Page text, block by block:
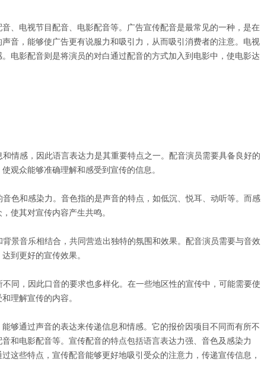
、电视节目配音、电影配音等。广告宣传配音是最常见的一种，是在
音，能够使广告更有说服力和吸引力，从而吸引消费者的注意。电视
电影配音则是将演员的对白通过配音的方式加入到电影中，使电影达
情感，因此语言表达力是其重要特点之一。配音演员需要具备良好的
观众能够准确理解和感受到宣传的信息。
色和感染力。音色指的是声音的特点，如低沉、悦耳、动听等。而感
使其对宣传内容产生共鸣。
景音乐相结合，共同营造出独特的氛围和效果。配音演员需要与音效
到更好的宣传效果。
同，因此口音的要求也多样化。在一些地区性的宣传中，可能需要使
理解宣传的内容。
够通过声音的表达来传递信息和情感。它的报价因项目不同而有所不
和电影配音等。宣传配音的特点包括语言表达力强、音色及感染力
这些特点，宣传配音能够更好地吸引受众的注意力，传递宣传信息，